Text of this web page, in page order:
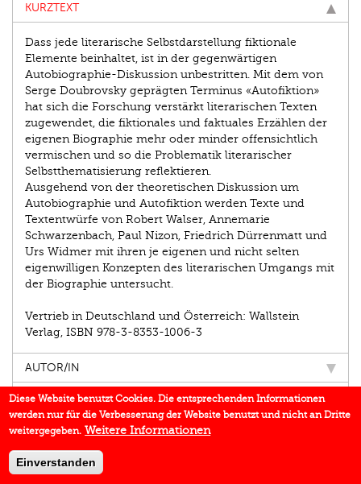
KURZTEXT
Dass jede literarische Selbstdarstellung fiktionale
Elemente beinhaltet, ist in der gegenwärtigen
Autobiographie-Diskussion unbestritten. Mit dem von
Serge Doubrovsky geprägten Terminus «Autofiktion»
hat sich die Forschung verstärkt literarischen Texten
zugewendet, die fiktionales und faktuales Erzählen der
eigenen Biographie mehr oder minder offensichtlich
vermischen und so die Problematik literarischer
Selbstthematisierung reflektieren.
Ausgehend von der theoretischen Diskussion um
Autobio­graphie und Autofiktion werden Texte und
Textentwürfe von Robert Walser, Annemarie
Schwarzenbach, Paul Nizon, Friedrich Dürrenmatt und
Urs Widmer mit ihren je eigenen und nicht selten
eigenwilligen Konzepten des literarischen Umgangs mit
der Biographie untersucht.
Vertrieb in Deutschland und Österreich: Wallstein
Verlag, ISBN 978-3-8353-1006-3
AUTOR/IN
EINBLICK
BUCHREIHE
DOWNLOADS
Diese Website benutzt Cookies. Die entsprechenden Informationen
werden nur für die Verbesserung der Website benutzt und nicht an Dritte
weitergegeben. Weitere Informationen
Einverstanden